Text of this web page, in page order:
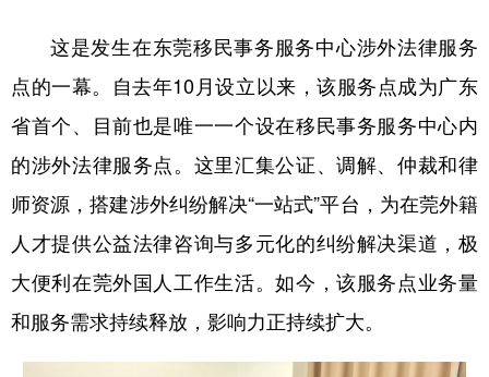
学术中国 乡村振兴 银龄 溯源中国
彩票 娱乐 时尚 悦读
公益 一带一路 亚太网 上市公司
文化产业
地方频道
这是发生在东莞移民事务服务中心涉外法律服务
点的一幕。自去年10月设立以来，该服务点成为广东
省首个、目前也是唯一一个设在移民事务服务中心内
的涉外法律服务点。这里汇集公证、调解、仲裁和律
师资源，搭建涉外纠纷解决“一站式”平台，为在莞外籍
人才提供公益法律咨询与多元化的纠纷解决渠道，极
大便利在莞外国人工作生活。如今，该服务点业务量
和服务需求持续释放，影响力正持续扩大。